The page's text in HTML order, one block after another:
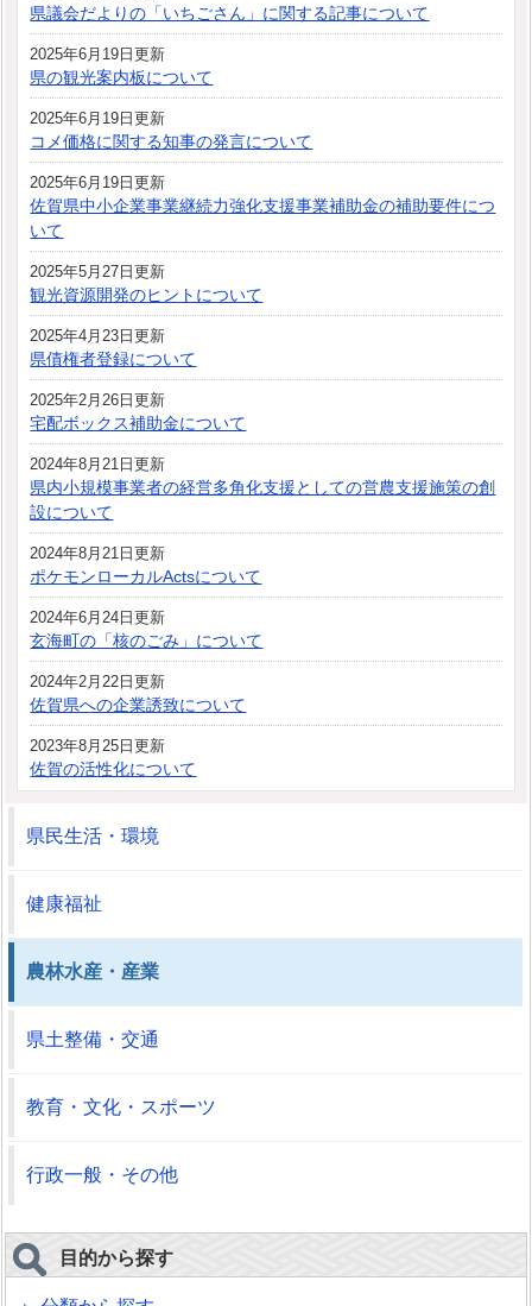
県議会だよりの「いちごさん」に関する記事について
2025年6月19日更新
県の観光案内板について
2025年6月19日更新
コメ価格に関する知事の発言について
2025年6月19日更新
佐賀県中小企業事業継続力強化支援事業補助金の補助要件につ
いて
2025年5月27日更新
観光資源開発のヒントについて
2025年4月23日更新
県債権者登録について
2025年2月26日更新
宅配ボックス補助金について
2024年8月21日更新
県内小規模事業者の経営多角化支援としての営農支援施策の創
設について
2024年8月21日更新
ポケモンローカルActsについて
2024年6月24日更新
玄海町の「核のごみ」について
2024年2月22日更新
佐賀県への企業誘致について
2023年8月25日更新
佐賀の活性化について
県民生活・環境
健康福祉
農林水産・産業
県土整備・交通
教育・文化・スポーツ
行政一般・その他
目的から探す